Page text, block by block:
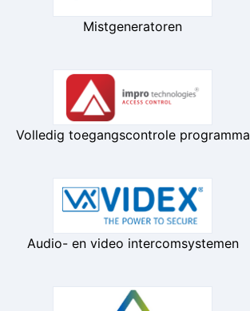
Mistgeneratoren
Volledig toegangscontrole programma
Audio- en video intercomsystemen